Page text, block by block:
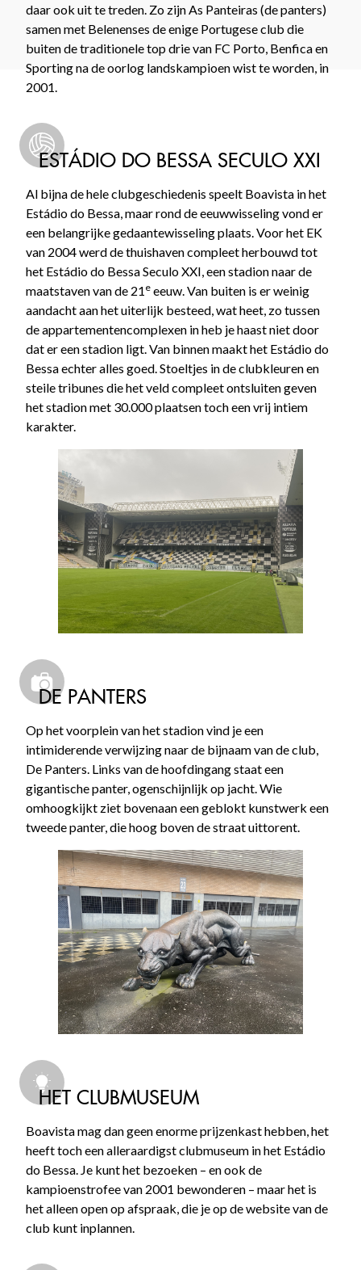
daar ook uit te treden. Zo zijn As Panteiras (de panters)
samen met Belenenses de enige Portugese club die
buiten de traditionele top drie van FC Porto, Benfica en
Sporting na de oorlog landskampioen wist te worden, in
2001.
ESTÁDIO DO BESSA SECULO XXI
Al bijna de hele clubgeschiedenis speelt Boavista in het
Estádio do Bessa, maar rond de eeuwwisseling vond er
een belangrijke gedaantewisseling plaats. Voor het EK
van 2004 werd de thuishaven compleet herbouwd tot
het Estádio do Bessa Seculo XXI, een stadion naar de
maatstaven van de 21 e eeuw. Van buiten is er weinig
aandacht aan het uiterlijk besteed, wat heet, zo tussen
de appartementencomplexen in heb je haast niet door
dat er een stadion ligt. Van binnen maakt het Estádio do
Bessa echter alles goed. Stoeltjes in de clubkleuren en
steile tribunes die het veld compleet ontsluiten geven
het stadion met 30.000 plaatsen toch een vrij intiem
karakter.
DE PANTERS
Op het voorplein van het stadion vind je een
intimiderende verwijzing naar de bijnaam van de club,
De Panters. Links van de hoofdingang staat een
gigantische panter, ogenschijnlijk op jacht. Wie
omhoogkijkt ziet bovenaan een geblokt kunstwerk een
tweede panter, die hoog boven de straat uittorent.
HET CLUBMUSEUM
Boavista mag dan geen enorme prijzenkast hebben, het
heeft toch een alleraardigst clubmuseum in het Estádio
do Bessa. Je kunt het bezoeken – en ook de
kampioenstrofee van 2001 bewonderen – maar het is
het alleen open op afspraak, die je op de website van de
club kunt inplannen.